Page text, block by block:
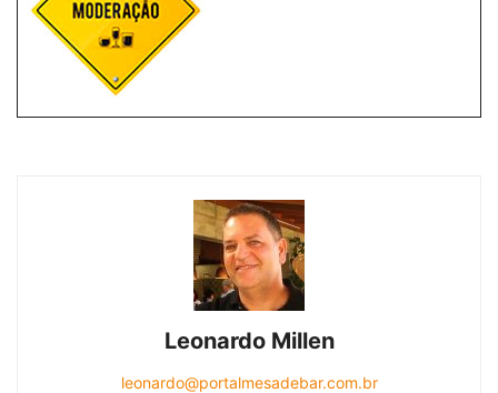
Leonardo Millen
leonardo@portalmesadebar.com.br